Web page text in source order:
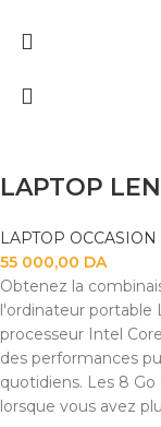
LAPTOP OCCASION
55 000,00 DA
Obtenez la
l'ordinateur portable
processeur Intel
des performances
quotidiens. Les 8
lorsque vous avez